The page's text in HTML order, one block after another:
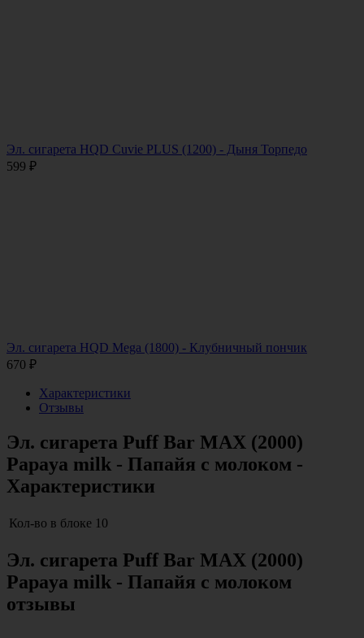
Эл. сигарета HQD Cuvie PLUS (1200) - Дыня Торпедо
599 ₽
Эл. сигарета HQD Mega (1800) - Клубничный пончик
670 ₽
Характеристики
Отзывы
Эл. сигарета Puff Bar MAX (2000)
Papaya milk - Папайя с молоком -
Характеристики
Кол-во в блоке 10
Эл. сигарета Puff Bar MAX (2000)
Papaya milk - Папайя с молоком
отзывы